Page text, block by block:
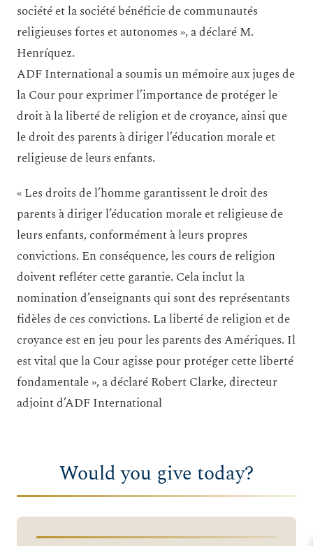
société et la société bénéficie de communautés
religieuses fortes et autonomes », a déclaré M.
Henríquez.
ADF International a soumis un mémoire aux juges de
la Cour pour exprimer l’importance de protéger le
droit à la liberté de religion et de croyance, ainsi que
le droit des parents à diriger l’éducation morale et
religieuse de leurs enfants.
« Les droits de l’homme garantissent le droit des
parents à diriger l’éducation morale et religieuse de
leurs enfants, conformément à leurs propres
convictions. En conséquence, les cours de religion
doivent refléter cette garantie. Cela inclut la
nomination d’enseignants qui sont des représentants
fidèles de ces convictions. La liberté de religion et de
croyance est en jeu pour les parents des Amériques. Il
est vital que la Cour agisse pour protéger cette liberté
fondamentale », a déclaré Robert Clarke, directeur
adjoint d’ADF International
Would you give today?